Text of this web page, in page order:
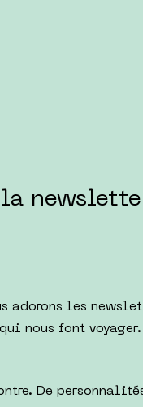
adorons les
nous font
De